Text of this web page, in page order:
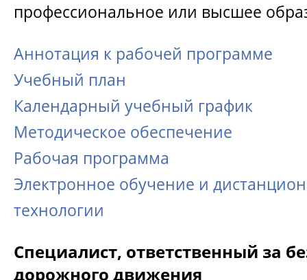
профессиональное или высшее
Аннотация к рабочей программе
Учебный план
Календарный учебный график
Методическое обеспечение
Рабочая программа
Электронное обучение и
технологии
Специалист, ответственный за
дорожного движения